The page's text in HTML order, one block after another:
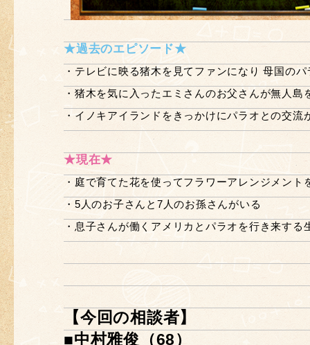
★過去のエピソード★
・テレビに映る猪木を見てファンになり 母国の
・猪木を気に入ったエミさんのお父さんが無人島
・イノキアイランドをきっかけにパラオとの交流
★現在★
・庭で育てた花を使ってフラワーアレンジメント
・5人のお子さんと7人のお孫さんがいる
・息子さんが働くアメリカとパラオを行き来する
【今回の相談者】
■中村雅俊（68）